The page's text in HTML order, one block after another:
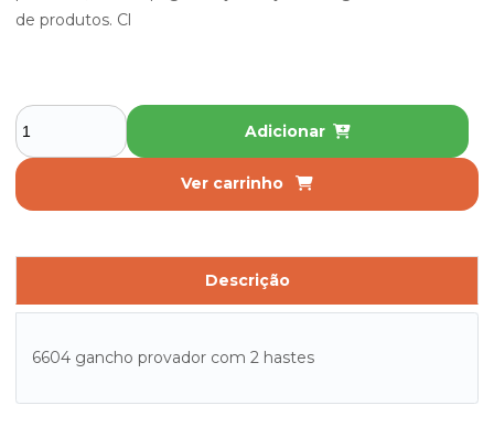
de produtos. Cl
Adicionar
Ver carrinho
Descrição
6604 gancho provador com 2 hastes